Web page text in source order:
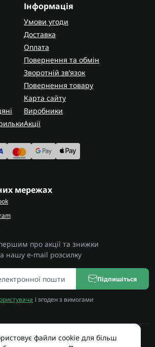
Інформація
Умови угоди
Доставка
Оплата
Повернення та обмін
Зворотній зв’язок
Повернення товару
Карта сайту
Виробники
Акції
мережах
про акції та знижки
нашу e-mail розсилку
Підпишіться
і згоден з вимогами
Працює на OpenCart
файли cookie для більш